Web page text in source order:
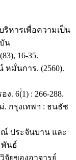
หารเพื่อความเป็น
น
16-35.
หมั่นการ. (2560).
. 6(่1) : 266-288.
. กรุงเทพฯ : ธนธัช
ประจันบาน และ
พันธ์
จัยของอาจารย์